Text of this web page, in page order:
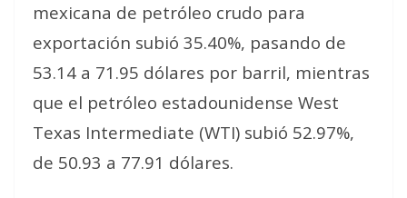
mexicana de petróleo crudo para
exportación subió 35.40%, pasando de
53.14 a 71.95 dólares por barril, mientras
que el petróleo estadounidense West
Texas Intermediate (WTI) subió 52.97%,
de 50.93 a 77.91 dólares.